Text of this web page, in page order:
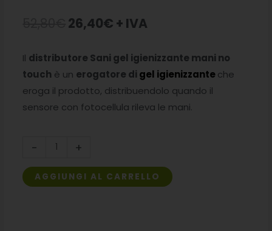
Il
originale
era:
52,80€.
26,40€ Il
attuale
è:
26,40€.
+ IVA
Il distributore Sani gel igienizzante mani no
touch è un erogatore di gel igienizzanteche
eroga il prodotto, distribuendolo quando il
sensore con fotocellula rileva le mani.
-
Distributore
sapone
mani
+
AGGIUNGI AL CARRELLO